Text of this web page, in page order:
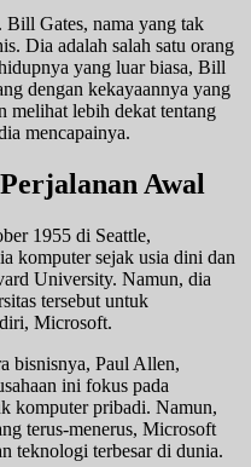
Gates, nama yang tak
Dia adalah salah satu orang
yang luar biasa, Bill
dengan kekayaannya yang
melihat lebih dekat tentang
mencapainya.
Awal
1955 di Seattle,
komputer sejak usia dini dan
University. Namun, dia
tersebut untuk
Microsoft.
bisnisnya, Paul Allen,
ini fokus pada
komputer pribadi. Namun,
terus-menerus, Microsoft
teknologi terbesar di dunia.